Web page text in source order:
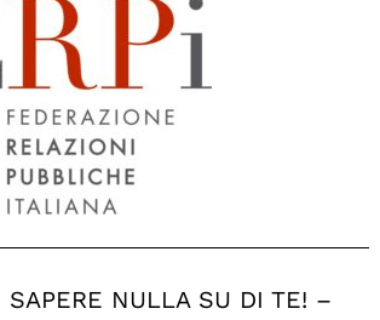
SAPERE NULLA SU DI TE! –